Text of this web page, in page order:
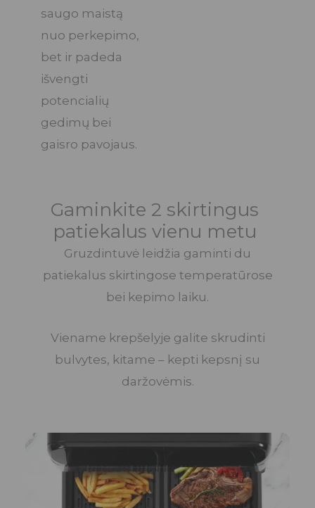
saugo maistą
nuo perkepimo,
bet ir padeda
išvengti
potencialių
gedimų bei
gaisro pavojaus.
Gaminkite 2 skirtingus
patiekalus vienu metu
Gruzdintuvė leidžia gaminti du
patiekalus skirtingose temperatūrose
bei kepimo laiku.
Viename krepšelyje galite skrudinti
bulvytes, kitame – kepti kepsnį su
daržovėmis.